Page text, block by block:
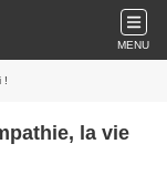
MENU
!
la vie